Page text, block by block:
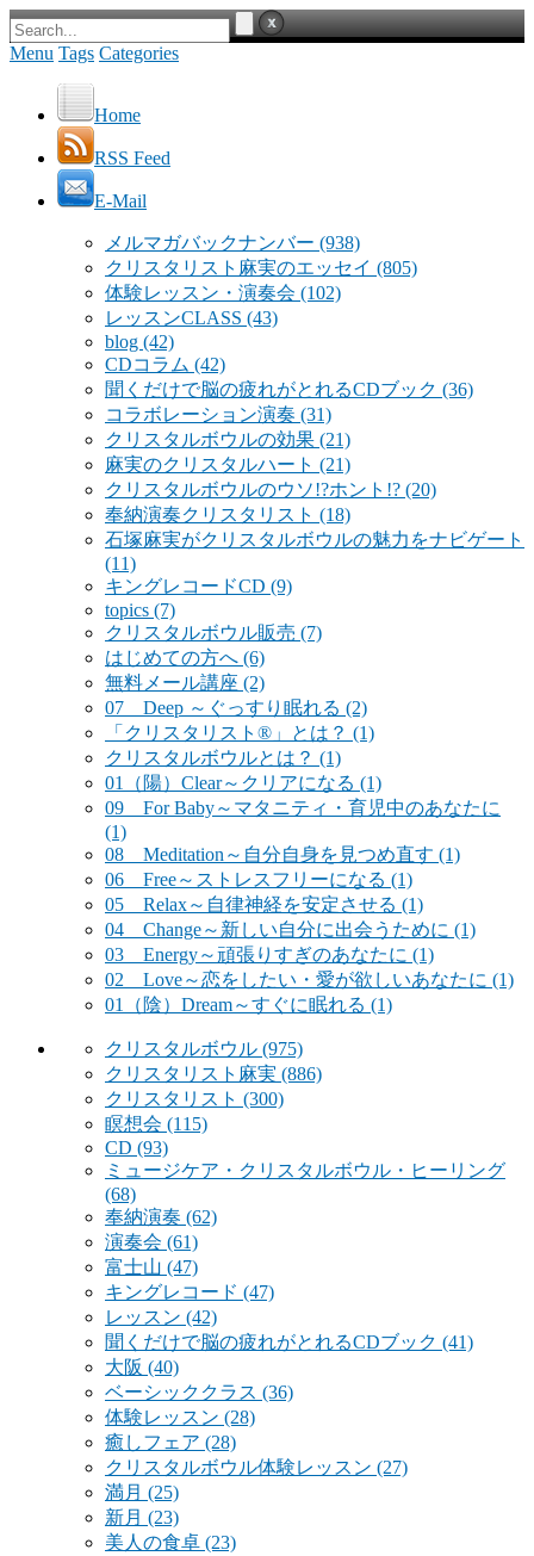
Menu Tags Categories
Home
RSS Feed
E-Mail
メルマガバックナンバー (938)
クリスタリスト麻実のエッセイ (805)
体験レッスン・演奏会 (102)
レッスンCLASS (43)
blog (42)
CDコラム (42)
聞くだけで脳の疲れがとれるCDブック (36)
コラボレーション演奏 (31)
クリスタルボウルの効果 (21)
麻実のクリスタルハート (21)
クリスタルボウルのウソ!?ホント!? (20)
奉納演奏クリスタリスト (18)
石塚麻実がクリスタルボウルの魅力をナビゲート
(11)
キングレコードCD (9)
topics (7)
クリスタルボウル販売 (7)
はじめての方へ (6)
無料メール講座 (2)
07 Deep ～ぐっすり眠れる (2)
「クリスタリスト®」とは？ (1)
クリスタルボウルとは？ (1)
01（陽）Clear～クリアになる (1)
09 For Baby～マタニティ・育児中のあなたに
(1)
08 Meditation～自分自身を見つめ直す (1)
06 Free～ストレスフリーになる (1)
05 Relax～自律神経を安定させる (1)
04 Change～新しい自分に出会うために (1)
03 Energy～頑張りすぎのあなたに (1)
02 Love～恋をしたい・愛が欲しいあなたに (1)
01（陰）Dream～すぐに眠れる (1)
クリスタルボウル (975)
クリスタリスト麻実 (886)
クリスタリスト (300)
瞑想会 (115)
CD (93)
ミュージケア・クリスタルボウル・ヒーリング
(68)
奉納演奏 (62)
演奏会 (61)
富士山 (47)
キングレコード (47)
レッスン (42)
聞くだけで脳の疲れがとれるCDブック (41)
大阪 (40)
ベーシッククラス (36)
体験レッスン (28)
癒しフェア (28)
クリスタルボウル体験レッスン (27)
満月 (25)
新月 (23)
美人の食卓 (23)